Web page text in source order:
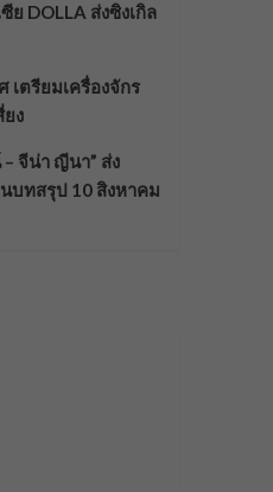
ย DOLLA ส่งซิงเกิล
เตรียมเครื่องจักร
ยง
จีน่า ญีนา” ส่ง
บทสรุป 10 สิงหาคม